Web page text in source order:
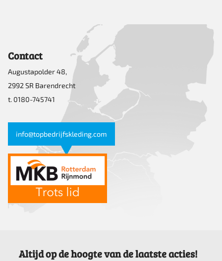
Contact
Augustapolder 48,
2992 SR Barendrecht
t. 0180-745741
info@topbedrijfskleding.com
Altijd op de hoogte van de laatste acties!